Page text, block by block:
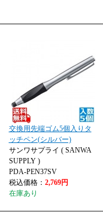
交換用先端ゴム5個入りタ
ッチペン(シルバー)
サンワサプライ ( SANWA
SUPPLY )
PDA-PEN37SV
税込価格： 2,769円
在庫あり